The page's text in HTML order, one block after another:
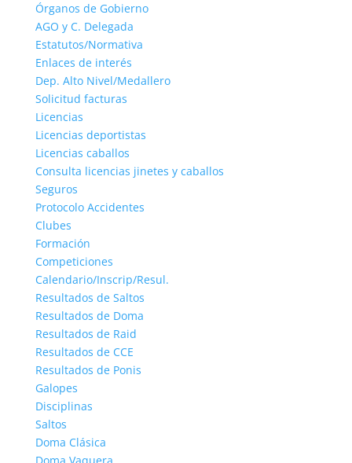
Órganos de Gobierno
AGO y C. Delegada
Estatutos/Normativa
Enlaces de interés
Dep. Alto Nivel/Medallero
Solicitud facturas
Licencias
Licencias deportistas
Licencias caballos
Consulta licencias jinetes y caballos
Seguros
Protocolo Accidentes
Clubes
Formación
Competiciones
Calendario/Inscrip/Resul.
Resultados de Saltos
Resultados de Doma
Resultados de Raid
Resultados de CCE
Resultados de Ponis
Galopes
Disciplinas
Saltos
Doma Clásica